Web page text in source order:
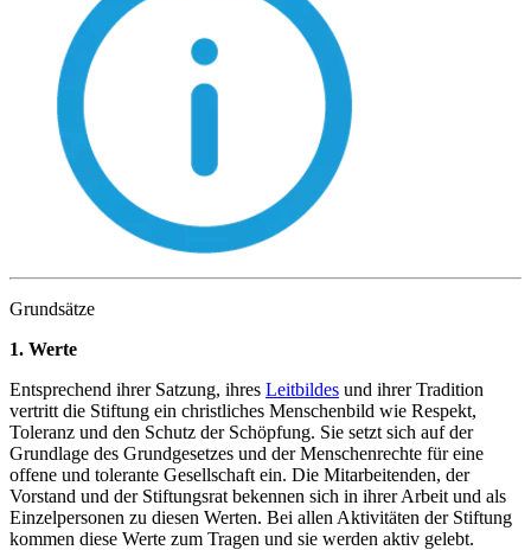
Grundsätze
1. Werte
Entsprechend ihrer Satzung, ihres Leitbildes und ihrer Tradition
vertritt die Stiftung ein christliches Menschenbild wie Respekt,
Toleranz und den Schutz der Schöpfung. Sie setzt sich auf der
Grundlage des Grundgesetzes und der Menschenrechte für eine
offene und tolerante Gesellschaft ein. Die Mitarbeitenden, der
Vorstand und der Stiftungsrat bekennen sich in ihrer Arbeit und als
Einzelpersonen zu diesen Werten. Bei allen Aktivitäten der Stiftung
kommen diese Werte zum Tragen und sie werden aktiv gelebt.